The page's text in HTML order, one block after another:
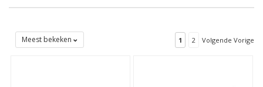
grote frametassen. Zie voor alle mogelijkheden van dit
bovenbuis, de overzichtspagina met
frametassen
Meest bekeken 1 2 Volgende Vorige